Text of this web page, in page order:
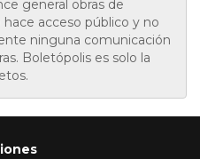
general obras de
acceso público y no
ninguna comunicación
Boletópolis es solo la